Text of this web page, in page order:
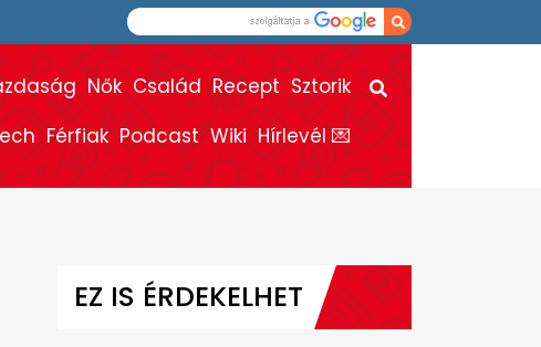
Nők Család Recept Sztorik
Férfiak Podcast Wiki Hírlevél 💌
EZ IS ÉRDEKELHET